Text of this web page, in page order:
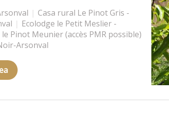
| Casa rural Le Pinot Gris -
| Ecolodge le Petit Meslier -
le Pinot Meunier (accès PMR possible)
Arsonval